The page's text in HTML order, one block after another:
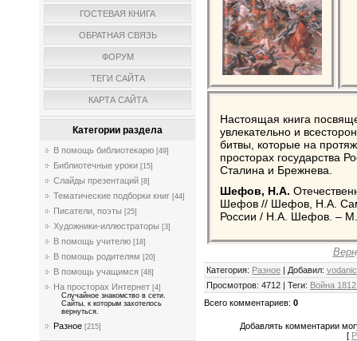
ГОСТЕВАЯ КНИГА
ОБРАТНАЯ СВЯЗЬ
ФОРУМ
ТЕГИ САЙТА
КАРТА САЙТА
Категории раздела
В помощь библиотекарю [49]
Библиотечные уроки [15]
Слайды презентаций [8]
Тематические подборки книг [44]
Писатели, поэты [25]
Художники-иллюстраторы [3]
В помощь учителю [18]
В помощь родителям [20]
В помощь учащимся [48]
На просторах Интернет [4]
Случайное знакомство в сети.
Сайты, к которым захотелось
вернуться.
Разное [215]
Настоящая книга
увлекательно и
битвы, которые на
просторах государства
Сталина и Брежнева.
Шефов, Н.А.
Шефов // Шефов, Н.А.
России / Н.А. Шефов. –
Категория: Разное | Добавил:
Просмотров: 4712 | Теги: Война 1812
Всего комментариев: 0
Добавлять комментарии
[